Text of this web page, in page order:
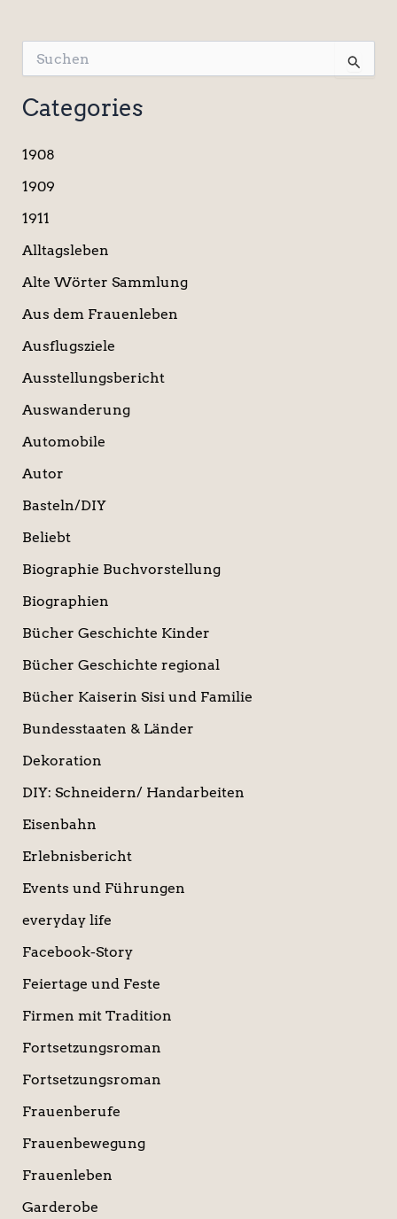
u
c
h
n
a
h
Categories
1908
1909
1911
Alltagsleben
Alte Wörter Sammlung
Aus dem Frauenleben
Ausflugsziele
Ausstellungsbericht
Auswanderung
Automobile
Autor
Basteln/DIY
Beliebt
Biographie Buchvorstellung
Biographien
Bücher Geschichte Kinder
Bücher Geschichte regional
Bücher Kaiserin Sisi und Familie
Bundesstaaten & Länder
Dekoration
DIY: Schneidern/ Handarbeiten
Eisenbahn
Erlebnisbericht
Events und Führungen
everyday life
Facebook-Story
Feiertage und Feste
Firmen mit Tradition
Fortsetzungsroman
Fortsetzungsroman
Frauenberufe
Frauenbewegung
Frauenleben
Garderobe